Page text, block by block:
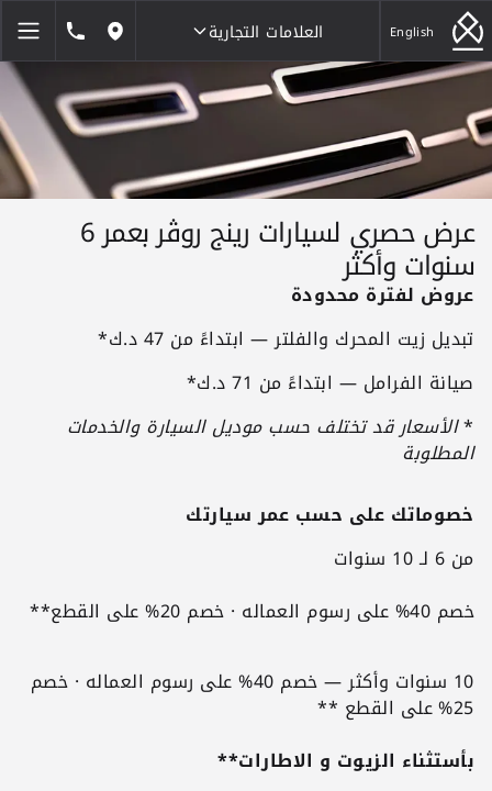
English
العلامات التجارية
العلامات التجارية
مواقعنا
عرض حصري لسيارات رينج روڤر بعمر 6
سنوات وأكثر
عروض لفترة محدودة
تبديل زيت المحرك والفلتر — ابتداءً من 47 د.ك*
صيانة الفرامل — ابتداءً من 71 د.ك*
*الأسعار قد تختلف حسب موديل السيارة والخدمات
المطلوبة
خصوماتك على حسب عمر سيارتك
من 6 لـ 10 سنوات
خصم 40% على رسوم العماله · خصم 20% على القطع**
10 سنوات وأكثر — خصم 40% على رسوم العماله · خصم
25% على القطع **
بأستثناء الزيوت و الاطارات**